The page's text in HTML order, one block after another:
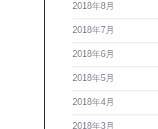
2018年8月
2018年7月
2018年6月
2018年5月
2018年4月
2018年3月